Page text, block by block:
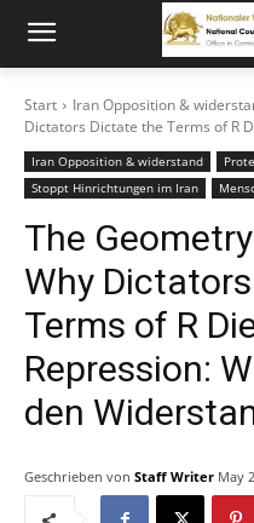
Start Iran Opposition &
Dictators Dictate the Terms of R
Iran Opposition & widerstand
Stoppt Hinrichtungen im Iran
The
Why
Terms of R
Repression:
den
Geschrieben von Staff Writer May